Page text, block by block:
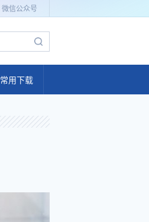
微信公众号
常用下载